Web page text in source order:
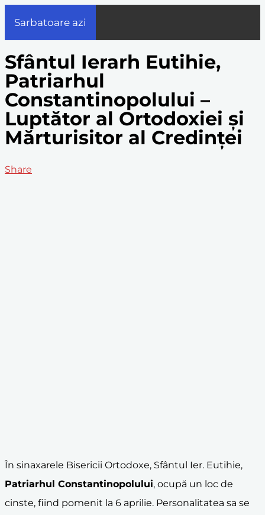
Sarbatoare azi
Sfântul Ierarh Eutihie,
Patriarhul
Constantinopolului –
Luptător al Ortodoxiei și
Mărturisitor al Credinței
Share
În sinaxarele Bisericii Ortodoxe, Sfântul Ier. Eutihie,
Patriarhul Constantinopolului, ocupă un loc de
cinste, fiind pomenit la 6 aprilie. Personalitatea sa se